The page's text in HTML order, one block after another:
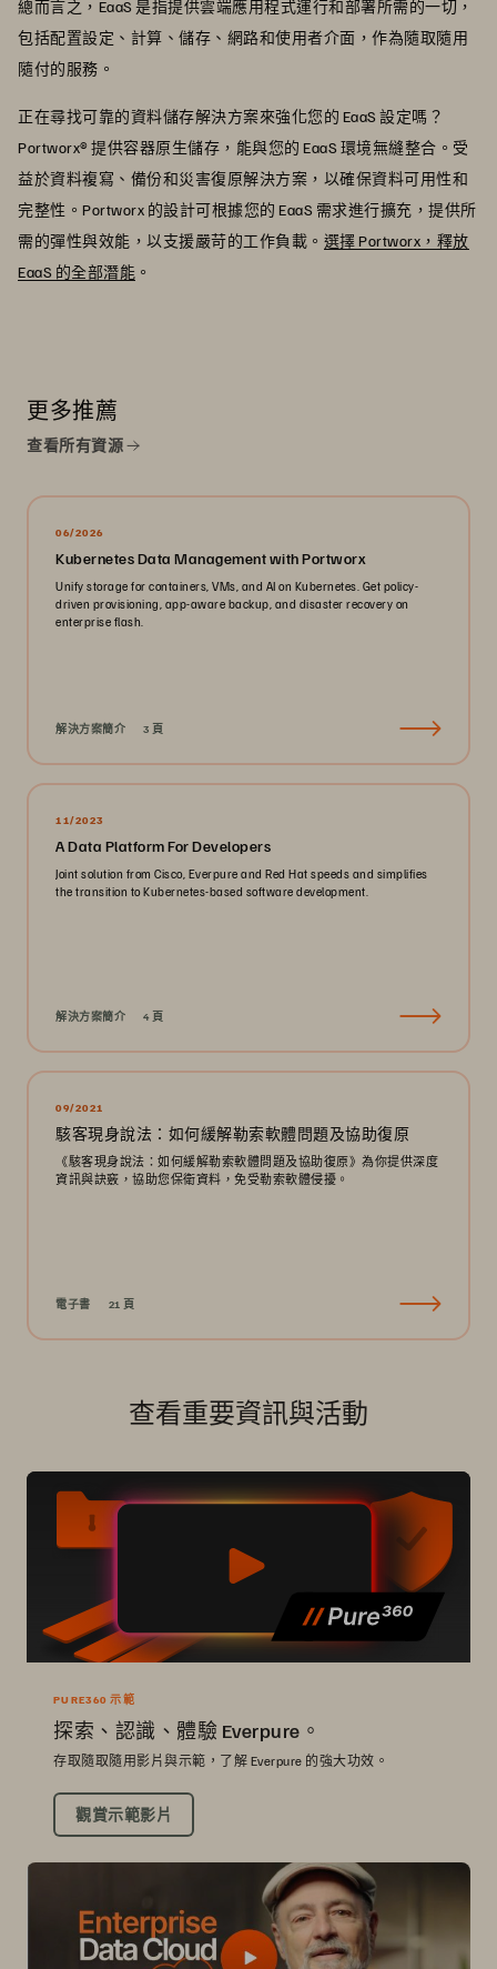
總而言之，EaaS 是指提供雲端應用程式運行和部署所需的一切，
包括配置設定、計算、儲存、網路和使用者介面，作為隨取隨用
隨付的服務。
正在尋找可靠的資料儲存解決方案來強化您的 EaaS 設定嗎？
Portworx® 提供容器原生儲存，能與您的 EaaS 環境無縫整合。受
益於資料複寫、備份和災害復原解決方案，以確保資料可用性和
完整性。Portworx 的設計可根據您的 EaaS 需求進行擴充，提供所
需的彈性與效能，以支援嚴苛的工作負載。 選擇 Portworx，釋放
EaaS 的全部潛能 。
更多推薦
查看所有資源
06/2026
Kubernetes Data Management with Portworx
Unify storage for containers, VMs, and AI on Kubernetes. Get policy-
driven provisioning, app-aware backup, and disaster recovery on
enterprise flash.
解決方案簡介 3 頁
11/2023
A Data Platform For Developers
Joint solution from Cisco, Everpure and Red Hat speeds and simplifies
the transition to Kubernetes-based software development.
解決方案簡介 4 頁
09/2021
駭客現身說法：如何緩解勒索軟體問題及協助復原
《駭客現身說法：如何緩解勒索軟體問題及協助復原》為你提供深度
資訊與訣竅，協助您保衛資料，免受勒索軟體侵擾。
電子書 21 頁
查看重要資訊與活動
PURE360 示範
探索、認識、體驗 Everpure。
存取隨取隨用影片與示範，了解 Everpure 的強大功效。
觀賞示範影片